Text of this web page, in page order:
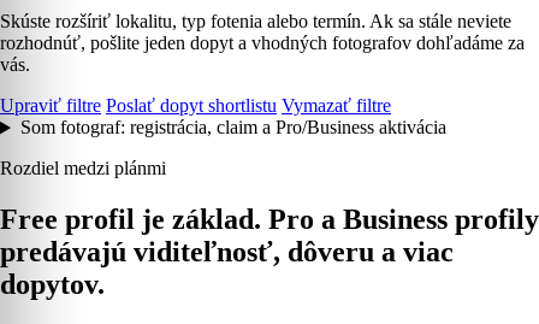
Skúste rozšíriť lokalitu, typ fotenia alebo termín. Ak sa stále neviete
rozhodnúť, pošlite jeden dopyt a vhodných fotografov dohľadáme za
vás.
Upraviť filtre Poslať dopyt shortlistu Vymazať filtre
Som fotograf: registrácia, claim a Pro/Business aktivácia
Rozdiel medzi plánmi
Free profil je základ. Pro a Business profily
predávajú viditeľnosť, dôveru a viac
dopytov.